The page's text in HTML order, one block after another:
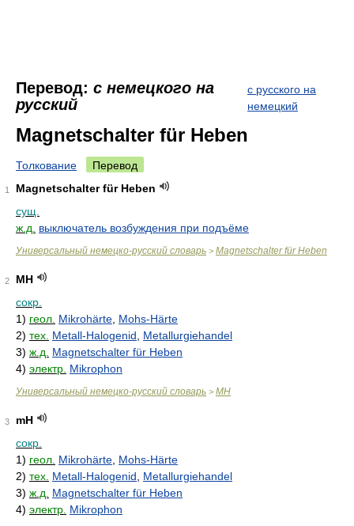
Перевод: с немецкого на
русский
с русского на
немецкий
Magnetschalter für Heben
Толкование Перевод
1
Magnetschalter für Heben
сущ.
ж.д.
выключатель возбуждения при подъёме
Универсальный немецко-русский словарь > Magnetschalter für Heben
2
MH
сокр.
1) геол. Mikrohärte Mohs-Härte
2) тех. Metall-Halogenid
Metallurgiehandel
3) ж.д.
Magnetschalter für Heben
4) электр. Mikrophon
Универсальный немецко-русский словарь > MH
3
mH
сокр.
1) геол. Mikrohärte Mohs-Härte
2) тех. Metall-Halogenid
Metallurgiehandel
3) ж.д.
Magnetschalter für Heben
4) электр. Mikrophon